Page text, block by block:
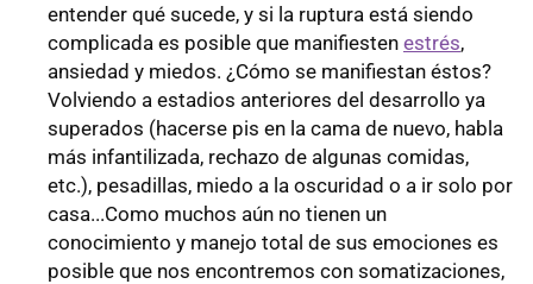
entender qué sucede, y si la ruptura está siendo
complicada es posible que manifiesten estrés,
ansiedad y miedos. ¿Cómo se manifiestan éstos?
Volviendo a estadios anteriores del desarrollo ya
superados (hacerse pis en la cama de nuevo, habla
más infantilizada, rechazo de algunas comidas,
etc.), pesadillas, miedo a la oscuridad o a ir solo por
casa...Como muchos aún no tienen un
conocimiento y manejo total de sus emociones es
posible que nos encontremos con somatizaciones,